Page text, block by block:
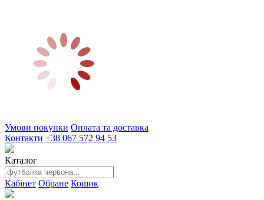
Умови покупки Оплата та доставка
Контакти +38 067 572 94 53
Каталог
Кабінет Обране Кошик